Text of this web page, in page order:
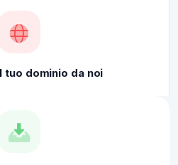
dominio da noi